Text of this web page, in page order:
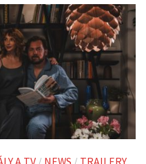
A TV/ NEWS / TRAILERY